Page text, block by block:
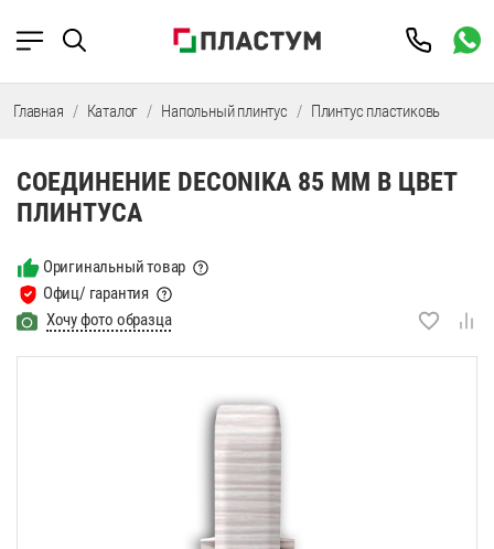
Главная Каталог Напольный плинтус Плинтус пластиковый
СОЕДИНЕНИЕ DECONIKA 85 ММ В ЦВЕТ
ПЛИНТУСА
Оригинальный товар
Офиц/ гарантия
Хочу фото образца